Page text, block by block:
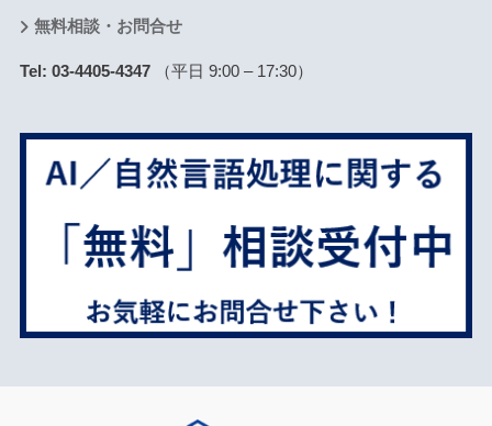
無料相談・お問合せ
Tel: 03-4405-4347（平日 9:00 – 17:30）